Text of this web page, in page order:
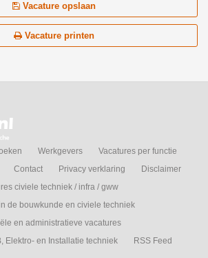
Vacature opslaan
Vacature printen
Werkgevers
Vacatures per functie
Contact Privacy verklaring
Disclaimer
civiele techniek / infra / gww
de bouwkunde en civiele techniek
en administratieve vacatures
Elektro- en Installatie techniek
RSS Feed